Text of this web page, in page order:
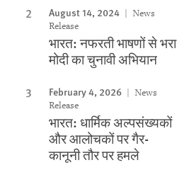
August 14, 2024
News
Release
भारत: नफरती भाषणों से भरा
मोदी का चुनावी अभियान
February 4, 2026
News
Release
भारत: धार्मिक अल्पसंख्यकों
और आलोचकों पर गैर-
कानूनी तौर पर हमले